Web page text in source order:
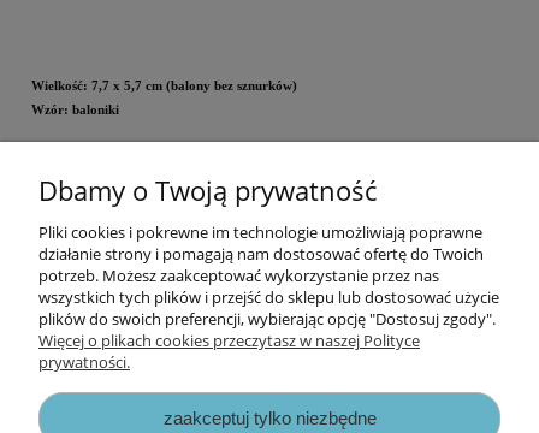
Wielkość: 7,7 x 5,7 cm (balony bez sznurków)
Wzór: baloniki
Cena za opakowanie.
Informacje
Opłaty i koszty dostawy
Dbamy o Twoją prywatność
Pliki cookies i pokrewne im technologie umożliwiają poprawne
działanie strony i pomagają nam dostosować ofertę do Twoich
potrzeb. Możesz zaakceptować wykorzystanie przez nas
wszystkich tych plików i przejść do sklepu lub dostosować użycie
plików do swoich preferencji, wybierając opcję "Dostosuj zgody".
Więcej o plikach cookies przeczytasz w naszej Polityce
prywatności.
zaakceptuj tylko niezbędne